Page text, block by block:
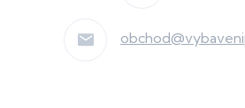
obchod@